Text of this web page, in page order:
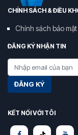
CHÍNH SÁCH & ĐIỀU
Chính sách bảo mật
ĐĂNG KÝ NHẬN TIN
ĐĂNG KÝ
KẾT NỐI VỚI TÔI